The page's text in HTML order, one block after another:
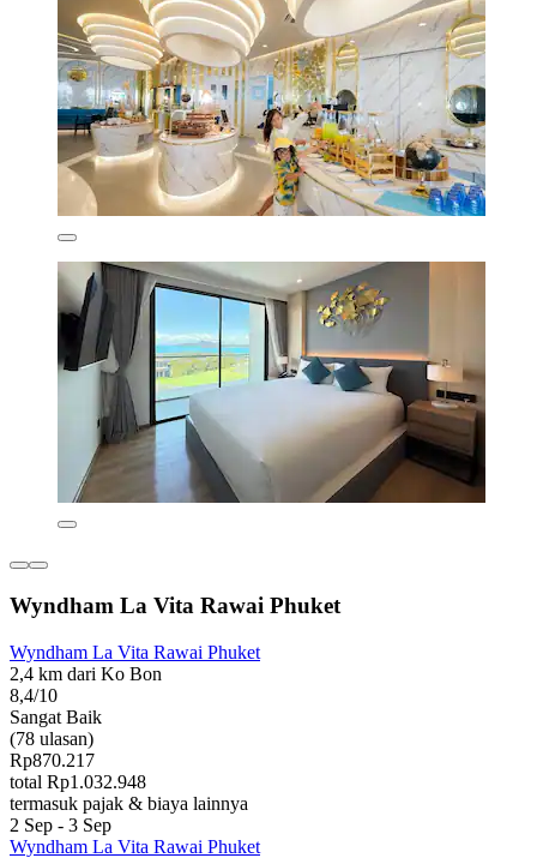
Wyndham La Vita Rawai Phuket
Wyndham La Vita Rawai Phuket
2,4 km dari Ko Bon
8,4/10
Sangat Baik
(78 ulasan)
Rp870.217
total Rp1.032.948
termasuk pajak & biaya lainnya
2 Sep - 3 Sep
Wyndham La Vita Rawai Phuket